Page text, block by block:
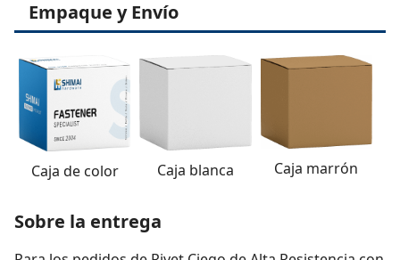
Empaque y Envío
Caja de color Caja blanca Caja marrón
Sobre la entrega